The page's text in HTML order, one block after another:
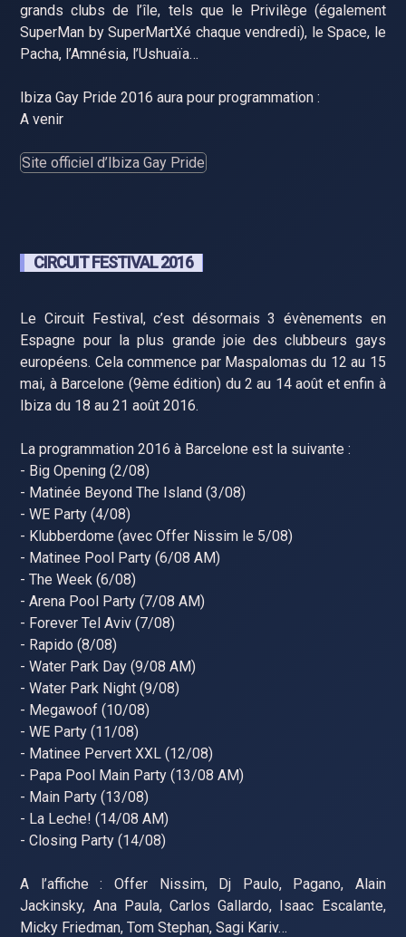
grands clubs de l’île, tels que le Privilège (également
SuperMan by SuperMartXé chaque vendredi), le Space, le
Pacha, l’Amnésia, l’Ushuaïa…
Ibiza Gay Pride 2016 aura pour programmation :
A venir
Site officiel d’Ibiza Gay Pride
CIRCUIT FESTIVAL 2016
Le Circuit Festival, c’est désormais 3 évènements en
Espagne pour la plus grande joie des clubbeurs gays
européens. Cela commence par Maspalomas du 12 au 15
mai, à Barcelone (9ème édition) du 2 au 14 août et enfin à
Ibiza du 18 au 21 août 2016.
La programmation 2016 à Barcelone est la suivante :
- Big Opening (2/08)
- Matinée Beyond The Island (3/08)
- WE Party (4/08)
- Klubberdome (avec Offer Nissim le 5/08)
- Matinee Pool Party (6/08 AM)
- The Week (6/08)
- Arena Pool Party (7/08 AM)
- Forever Tel Aviv (7/08)
- Rapido (8/08)
- Water Park Day (9/08 AM)
- Water Park Night (9/08)
- Megawoof (10/08)
- WE Party (11/08)
- Matinee Pervert XXL (12/08)
- Papa Pool Main Party (13/08 AM)
- Main Party (13/08)
- La Leche! (14/08 AM)
- Closing Party (14/08)
A l’affiche : Offer Nissim, Dj Paulo, Pagano, Alain
Jackinsky, Ana Paula, Carlos Gallardo, Isaac Escalante,
Micky Friedman, Tom Stephan, Sagi Kariv…